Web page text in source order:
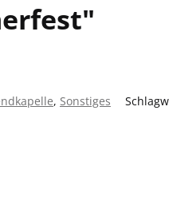
, Sonstiges